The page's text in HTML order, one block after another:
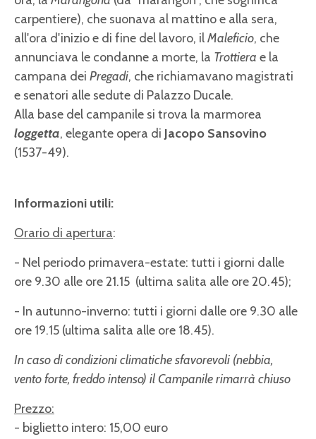
carpentiere), che suonava al mattino e alla sera,
all'ora d'inizio e di fine del lavoro, ilMaleficio, che
annunciava le condanne a morte, la Trottiera e la
campana dei Pregadi, che richiamavano magistrati
e senatori alle sedute di Palazzo Ducale.
Alla base del campanile si trova la marmorea
loggetta, elegante opera di Jacopo Sansovino
(1537-49).
Informazioni utili:
Orario di apertura:
- Nel periodo primavera-estate: tutti i giorni dalle
ore 9.30 alle ore 21.15 (ultima salita alle ore 20.45);
- In autunno-inverno: tutti i giorni dalle ore 9.30 alle
ore 19.15 (ultima salita alle ore 18.45).
In caso di condizioni climatiche sfavorevoli (nebbia,
vento forte, freddo intenso) il Campanile rimarrà chiuso
Prezzo:
- biglietto intero: 15,00 euro